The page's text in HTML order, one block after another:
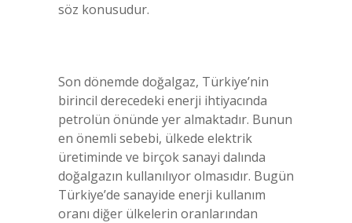
söz konusudur.
Son dönemde doğalgaz, Türkiye’nin
birincil derecedeki enerji ihtiyacında
petrolün önünde yer almaktadır. Bunun
en önemli sebebi, ülkede elektrik
üretiminde ve birçok sanayi dalında
doğalgazın kullanılıyor olmasıdır. Bugün
Türkiye’de sanayide enerji kullanım
oranı diğer ülkelerin oranlarından